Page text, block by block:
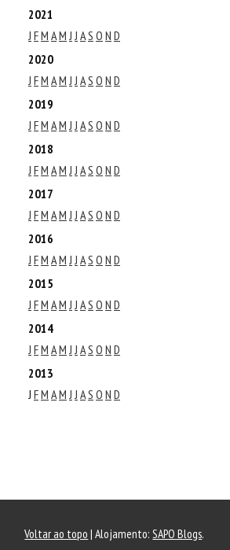
2021
J FM AM J J AS O N D
2020
J FM AM J J AS O N D
2019
J FM AM J J AS O N D
2018
J FM AM J J AS O N D
2017
J FM AM J J AS O N D
2016
J FM AM J J AS O N D
2015
J FM AM J J AS O N D
2014
J FM AM J J AS O N D
2013
J FM AM J J AS O N D
Voltar ao topo | Alojamento:SAPO Blogs.